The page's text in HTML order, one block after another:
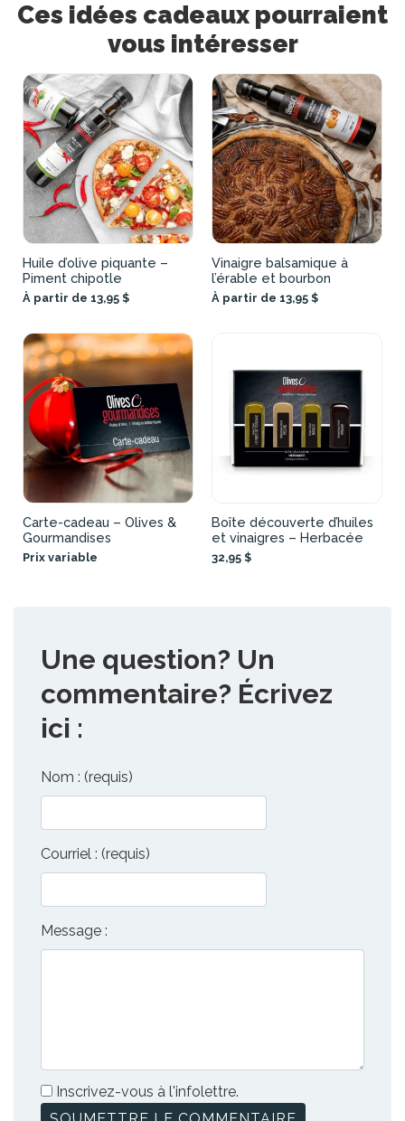
Ces idées cadeaux pourraient
vous intéresser
Huile d’olive piquante –
Piment chipotle
À partir de 13,95 $
Vinaigre balsamique à
l’érable et bourbon
À partir de 13,95 $
Carte-cadeau – Olives &
Gourmandises
Prix variable
Boîte découverte d’huiles
et vinaigres – Herbacée
32,95 $
Une question? Un
commentaire? Écrivez
ici :
Nom : (requis)
Courriel : (requis)
Message :
Inscrivez-vous à l'infolettre.